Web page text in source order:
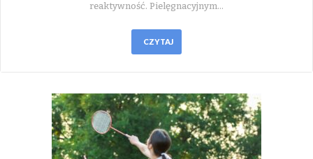
reaktywność. Pielęgnacyjnym…
CZYTAJ